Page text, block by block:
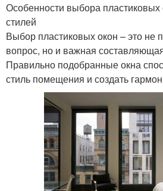
Особенности выбора
стилей
Выбор пластиковых окон – это не
вопрос, но и важная
Правильно подобранные окна
стиль помещения и создать